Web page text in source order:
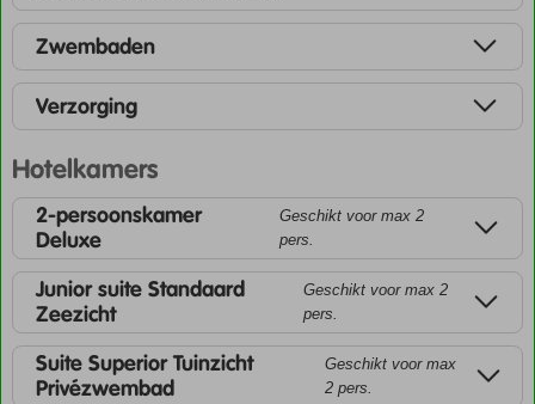
Zwembaden
Verzorging
Hotelkamers
2-persoonskamer
Deluxe
Geschikt voor max 2
pers.
Junior suite Standaard
Zeezicht
Geschikt voor max 2
pers.
Suite Superior Tuinzicht
Privézwembad
Geschikt voor max
2 pers.